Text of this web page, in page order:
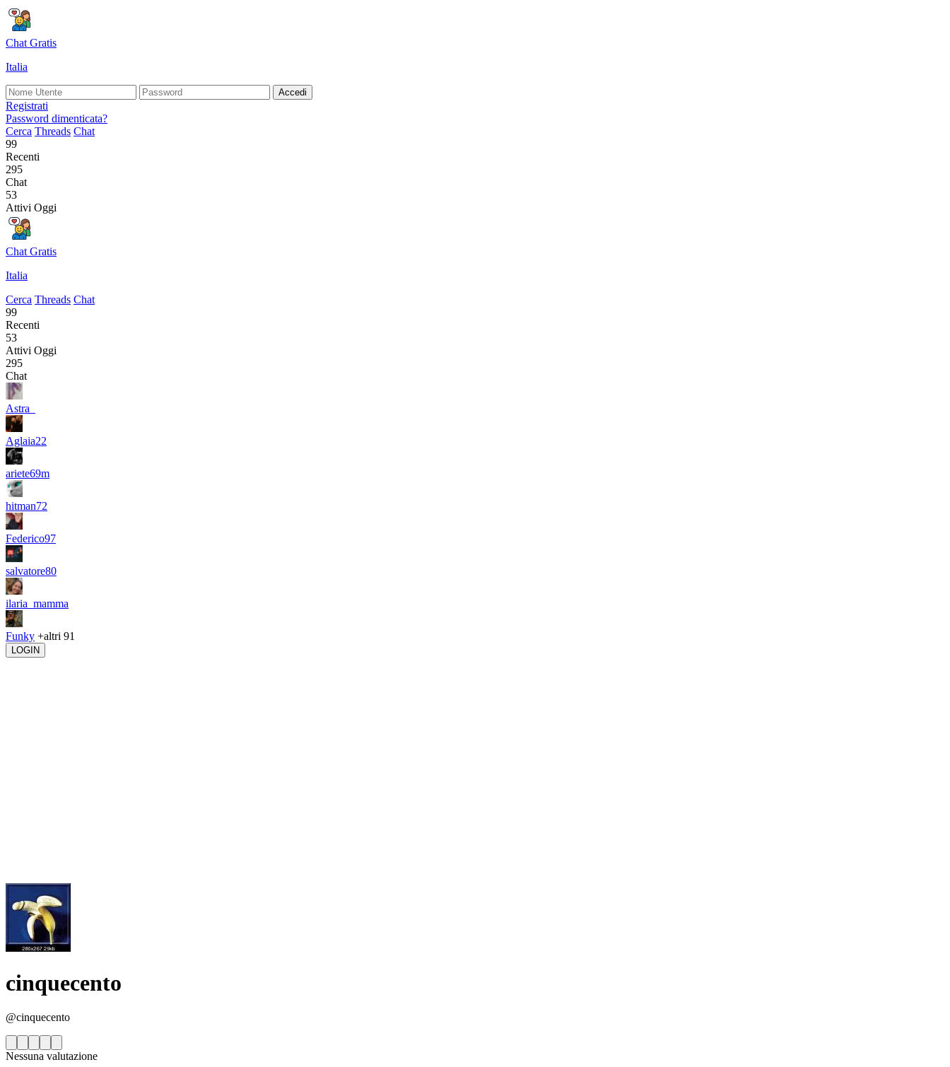
Chat Gratis
Italia
Accedi
Registrati
Password dimenticata?
Cerca Threads Chat
99
Recenti
295
Chat
53
Attivi Oggi
Chat Gratis
Italia
Cerca Threads Chat
99
Recenti
53
Attivi Oggi
295
Chat
Astra_
Aglaia22
ariete69m
hitman72
Federico97
salvatore80
ilaria_mamma
Funky +altri 91
LOGIN
cinquecento
@cinquecento
Nessuna valutazione